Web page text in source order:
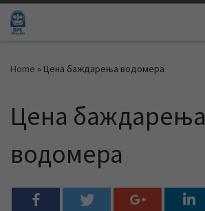
Skip to content
Home » Цена баждарења водомера
Цена баждарења
водомера